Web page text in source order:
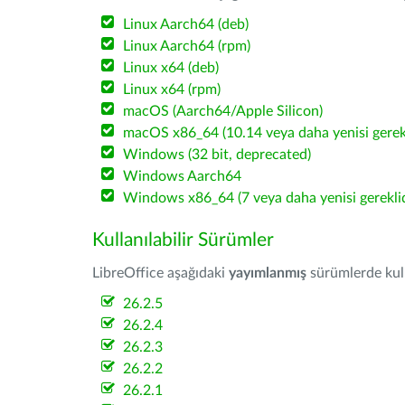
Linux Aarch64 (deb)
Linux Aarch64 (rpm)
Linux x64 (deb)
Linux x64 (rpm)
macOS (Aarch64/Apple Silicon)
macOS x86_64 (10.14 veya daha yenisi
Windows (32 bit, deprecated)
Windows Aarch64
Windows x86_64 (7 veya daha yenisi
Kullanılabilir Sürümler
LibreOffice aşağıdaki yayımlanmış sürümlerde
26.2.5
26.2.4
26.2.3
26.2.2
26.2.1